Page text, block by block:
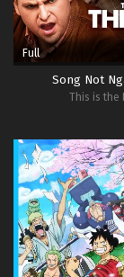
Full
Song Not
This is the